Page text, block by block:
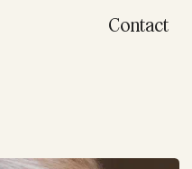
Contact